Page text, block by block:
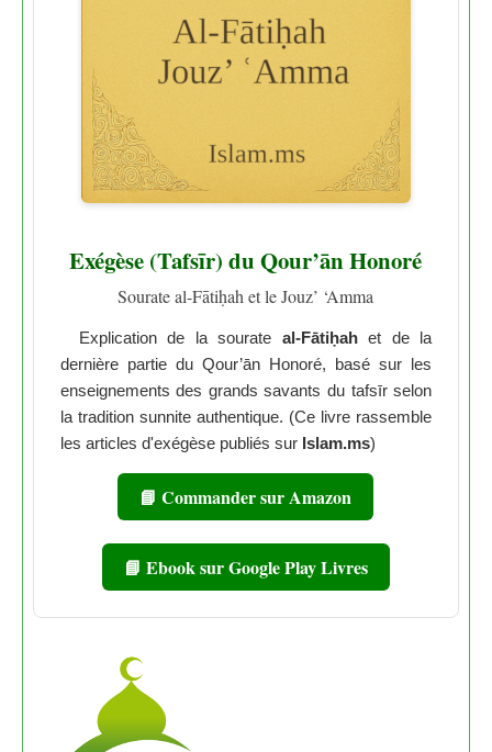
Exégèse (Tafsīr) du Qour’ān Honoré
Sourate al-Fātiḥah et le Jouz’ ‘Amma
Explication de la sourate al-Fātiḥahet de la
dernière partie du Qour’ān Honoré, basé sur les
enseignements des grands savants du tafsīr selon
la tradition sunnite authentique. (Ce livre rassemble
les articles d'exégèse publiés sur Islam.ms)
📘 Commander sur Amazon
📘 Ebook sur Google Play Livres